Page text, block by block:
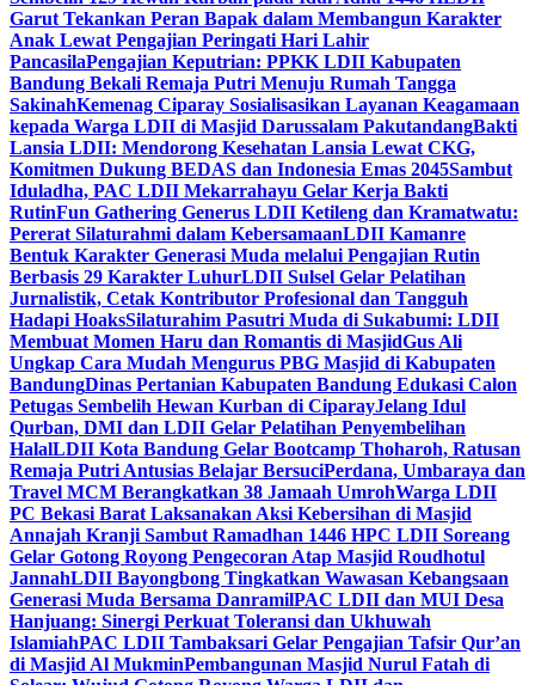
Garut Tekankan Peran Bapak dalam Membangun Karakter
Anak Lewat Pengajian Peringati Hari Lahir
PancasilaPengajian Keputrian: PPKK LDII Kabupaten
Bandung Bekali Remaja Putri Menuju Rumah Tangga
SakinahKemenag Ciparay Sosialisasikan Layanan Keagamaan
kepada Warga LDII di Masjid Darussalam PakutandangBakti
Lansia LDII: Mendorong Kesehatan Lansia Lewat CKG,
Komitmen Dukung BEDAS dan Indonesia Emas 2045Sambut
Iduladha, PAC LDII Mekarrahayu Gelar Kerja Bakti
RutinFun Gathering Generus LDII Ketileng dan Kramatwatu:
Pererat Silaturahmi dalam KebersamaanLDII Kamanre
Bentuk Karakter Generasi Muda melalui Pengajian Rutin
Berbasis 29 Karakter LuhurLDII Sulsel Gelar Pelatihan
Jurnalistik, Cetak Kontributor Profesional dan Tangguh
Hadapi HoaksSilaturahim Pasutri Muda di Sukabumi: LDII
Membuat Momen Haru dan Romantis di MasjidGus Ali
Ungkap Cara Mudah Mengurus PBG Masjid di Kabupaten
BandungDinas Pertanian Kabupaten Bandung Edukasi Calon
Petugas Sembelih Hewan Kurban di CiparayJelang Idul
Qurban, DMI dan LDII Gelar Pelatihan Penyembelihan
HalalLDII Kota Bandung Gelar Bootcamp Thoharoh, Ratusan
Remaja Putri Antusias Belajar BersuciPerdana, Umbaraya dan
Travel MCM Berangkatkan 38 Jamaah UmrohWarga LDII
PC Bekasi Barat Laksanakan Aksi Kebersihan di Masjid
Annajah Kranji Sambut Ramadhan 1446 HPC LDII Soreang
Gelar Gotong Royong Pengecoran Atap Masjid Roudhotul
JannahLDII Bayongbong Tingkatkan Wawasan Kebangsaan
Generasi Muda Bersama DanramilPAC LDII dan MUI Desa
Hanjuang: Sinergi Perkuat Toleransi dan Ukhuwah
IslamiahPAC LDII Tambaksari Gelar Pengajian Tafsir Qur’an
di Masjid Al MukminPembangunan Masjid Nurul Fatah di